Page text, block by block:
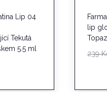
Lip 04
Tekutá
5.5 ml
lip
239